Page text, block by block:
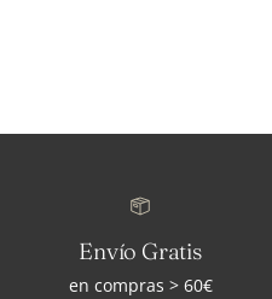
Envío Gratis
en compras > 60€